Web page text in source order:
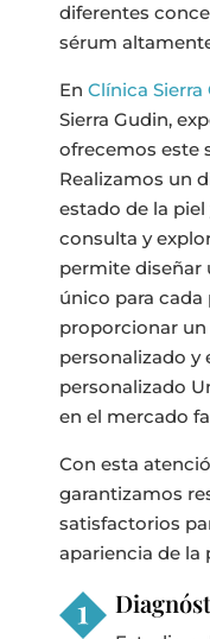
diferentes
sérum
En Clínica Sierra
Sierra Gudin,
ofrecemos este
Realizamos un
estado de la
consulta y
permite
único para
proporcionar
personalizado y
personalizado
en el mercado
Con esta
garantizamos
satisfactorios
apariencia de la